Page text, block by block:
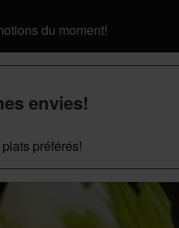
du moment!
envies!
préférés!